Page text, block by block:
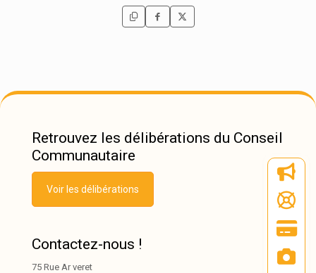
Retrouvez les délibérations du Conseil
Communautaire
Voir les délibérations
Contactez-nous !
75 Rue Ar veret